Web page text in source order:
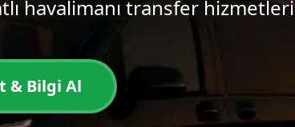
havalimanı transfer hizmetleri
& Bilgi Al